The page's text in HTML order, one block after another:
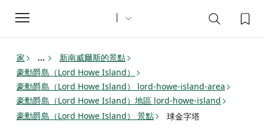
Toggle
navigation
家 ...
新南威爾斯的景點
豪勳爵島（Lord Howe Island）
豪勳爵島（Lord Howe Island） lord-howe-island-area
豪勳爵島（Lord Howe Island）地區 lord-howe-island
豪勳爵島（Lord Howe Island） 景點
球金字塔